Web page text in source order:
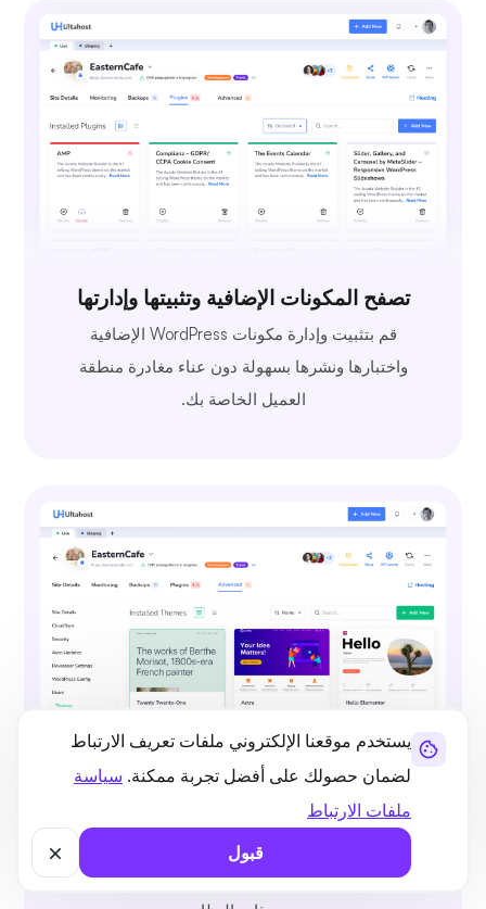
يستخدم موقعنا الإلكتروني ملفات تعريف الارتباط
لضمان حصولك على أفضل تجربة ممكنة. سياسة
ملفات الارتباط
قبول
تصفح المكونات الإضافية وتثبيتها وإدارتها
قم بتثبيت وإدارة مكونات WordPress الإضافية
واختبارها ونشرها بسهولة دون عناء مغادرة منطقة
العميل الخاصة بك.
السمات المميزة وأدوات النسخ
اختر من بين أكثر من 500 قالب WordPress، وقم
بتنشيطها، وإنشاء نسخ احتياطية، وإدارة ترقيات